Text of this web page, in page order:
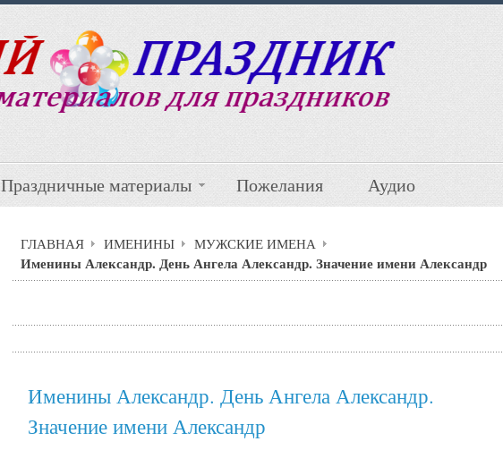
Праздничные материалы Пожелания Аудио
ГЛАВНАЯ ИМЕНИНЫ МУЖСКИЕ ИМЕНА
Именины Александр. День Ангела Александр. Значение имени Александр
Именины Александр. День Ангела Александр.
Значение имени Александр